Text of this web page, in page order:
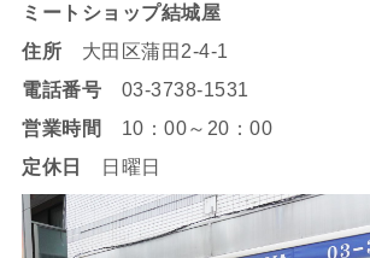
ミートショップ結城屋
住所 大田区蒲田2-4-1
電話番号 03-3738-1531
営業時間
10：00～20：00
定休日
日曜日